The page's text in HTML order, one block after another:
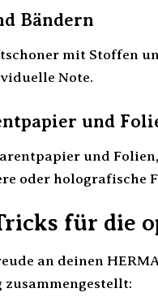
Bändern
mit Stoffen
Note.
und
und
oder holografische
für die
an deinen